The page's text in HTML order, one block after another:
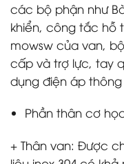
các bộ phận như
khiển, công tắc hỗ
mowsw của van,
cấp và trợ lực, tay
dụng điện áp thông
Phần thân cơ
+ Thân van: Được